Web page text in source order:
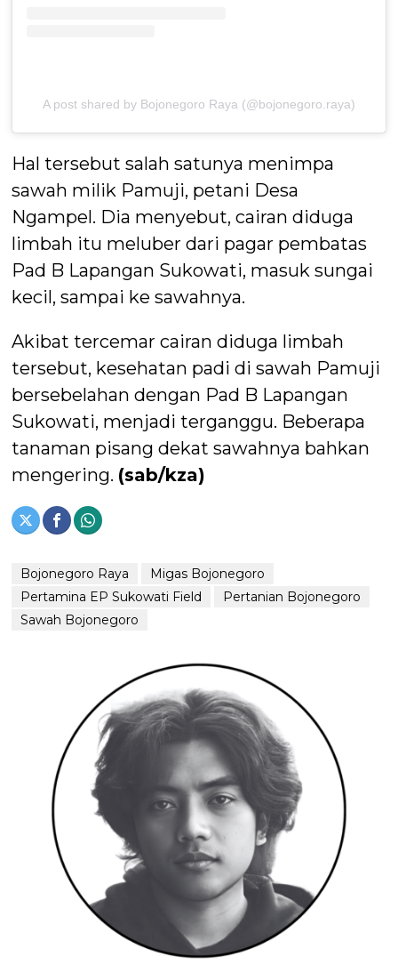
A post shared by Bojonegoro Raya (@bojonegoro.raya)
Hal tersebut salah satunya menimpa
sawah milik Pamuji, petani Desa
Ngampel. Dia menyebut, cairan diduga
limbah itu meluber dari pagar pembatas
Pad B Lapangan Sukowati, masuk sungai
kecil, sampai ke sawahnya.
Akibat tercemar cairan diduga limbah
tersebut, kesehatan padi di sawah Pamuji
bersebelahan dengan Pad B Lapangan
Sukowati, menjadi terganggu. Beberapa
tanaman pisang dekat sawahnya bahkan
mengering. (sab/kza)
Bojonegoro Raya
Migas Bojonegoro
Pertamina EP Sukowati Field
Pertanian Bojonegoro
Sawah Bojonegoro